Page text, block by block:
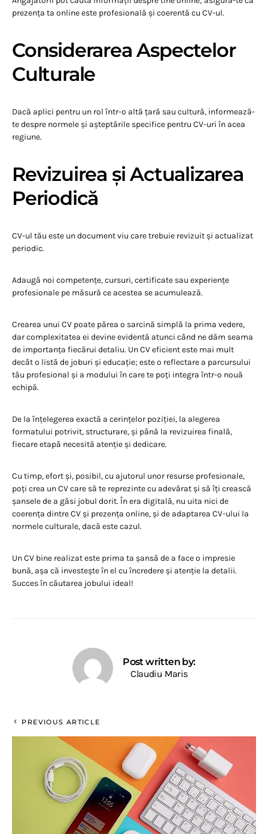
prezența ta online este profesională și coerentă cu CV-ul.
Considerarea Aspectelor
Culturale
Dacă aplici pentru un rol într-o altă țară sau cultură, informează-
te despre normele și așteptările specifice pentru CV-uri în acea
regiune.
Revizuirea și Actualizarea
Periodică
CV-ul tău este un document viu care trebuie revizuit și actualizat
periodic.
Adaugă noi competențe, cursuri, certificate sau experiențe
profesionale pe măsură ce acestea se acumulează.
Crearea unui CV poate părea o sarcină simplă la prima vedere,
dar complexitatea ei devine evidentă atunci când ne dăm seama
de importanța fiecărui detaliu. Un CV eficient este mai mult
decât o listă de joburi și educație; este o reflectare a parcursului
tău profesional și a modului în care te poți integra într-o nouă
echipă.
De la înțelegerea exactă a cerințelor poziției, la alegerea
formatului potrivit, structurare, și până la revizuirea finală,
fiecare etapă necesită atenție și dedicare.
Cu timp, efort și, posibil, cu ajutorul unor resurse profesionale,
poți crea un CV care să te reprezinte cu adevărat și să îți crească
șansele de a găsi jobul dorit. În era digitală, nu uita nici de
coerența dintre CV și prezența online, și de adaptarea CV-ului la
normele culturale, dacă este cazul.
Un CV bine realizat este prima ta șansă de a face o impresie
bună, așa că investește în el cu încredere și atenție la detalii.
Succes în căutarea jobului ideal!
Post written by:
Claudiu Maris
PREVIOUS ARTICLE